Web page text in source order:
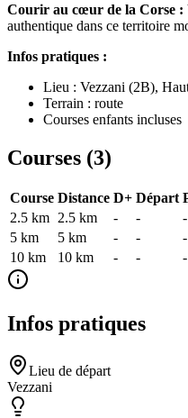
Courir au cœur de la Corse :
authentique dans ce territoire
Infos pratiques :
Lieu : Vezzani (2B),
Terrain : route
Courses enfants incluses
Courses (3)
Course Distance D+ Départ
2.5 km 2.5 km - - -
5 km
5 km - - -
10 km
10 km - - -
Infos pratiques
Lieu de départ
Vezzani